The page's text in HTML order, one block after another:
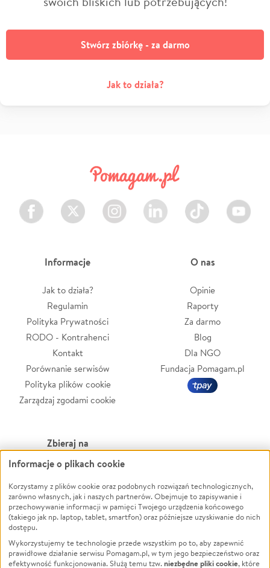
Stwórz zbiórkę - za darmo
Jak to działa?
Facebook Twitter Instagram LinkedIn TikTok Youtube
Informacje
Jak to działa?
Regulamin
Polityka Prywatności
RODO - Kontrahenci
Kontakt
Porównanie serwisów
Polityka plików cookie
Zarządzaj zgodami cookie
O nas
Opinie
Raporty
Za darmo
Blog
Dla NGO
Fundacja Pomagam.pl
Zbieraj na
Leczenie
Zwierzęta
Pożar
Ukraina
Pomoc Finansowa
Projekty
Powódź
Wichura
NGO
Edukacja
Podróż
Informacje o plikach cookie
Korzystamy z plików cookie oraz podobnych rozwiązań technologicznych,
zarówno własnych, jak i naszych partnerów. Obejmuje to zapisywanie i
przechowywanie informacji w pamięci Twojego urządzenia końcowego
(takiego jak np. laptop, tablet, smartfon) oraz późniejsze uzyskiwanie do nich
dostępu.
Wykorzystujemy te technologie przede wszystkim po to, aby zapewnić
prawidłowe działanie serwisu Pomagam.pl, w tym jego bezpieczeństwo oraz
efektywność funkcjonowania. Służą temu tzw.niezbędne pliki cookie, które